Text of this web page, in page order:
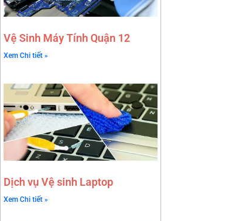
Vệ Sinh Máy Tính Quận 12
Xem Chi tiết »
Dịch vụ Vệ sinh Laptop
Xem Chi tiết »